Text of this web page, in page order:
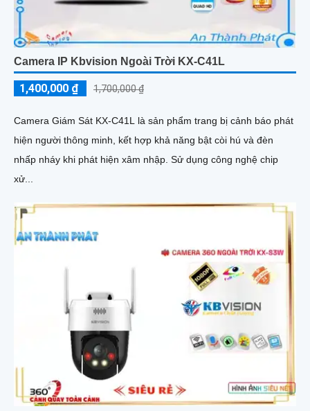
Camera IP Kbvision Ngoài Trời KX-C41L
1,400,000 ₫ 1,700,000 ₫
Camera Giám Sát KX-C41L là sản phẩm trang bị cảnh báo phát
hiện người thông minh, kết hợp khả năng bật còi hú và đèn
nhấp nháy khi phát hiện xâm nhập. Sử dụng công nghệ chip
xử...